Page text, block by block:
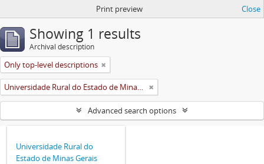
Print preview Close
Showing 1 results
Archival description
Only top-level descriptions
Universidade Rural do Estado de Minas Gerais (Uremg)
Advanced search options
Universidade Rural do
Estado de Minas Gerais